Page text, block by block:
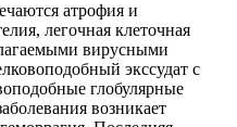
атрофия и
легочная клеточная
вирусными
экссудат с
глобулярные
возникает